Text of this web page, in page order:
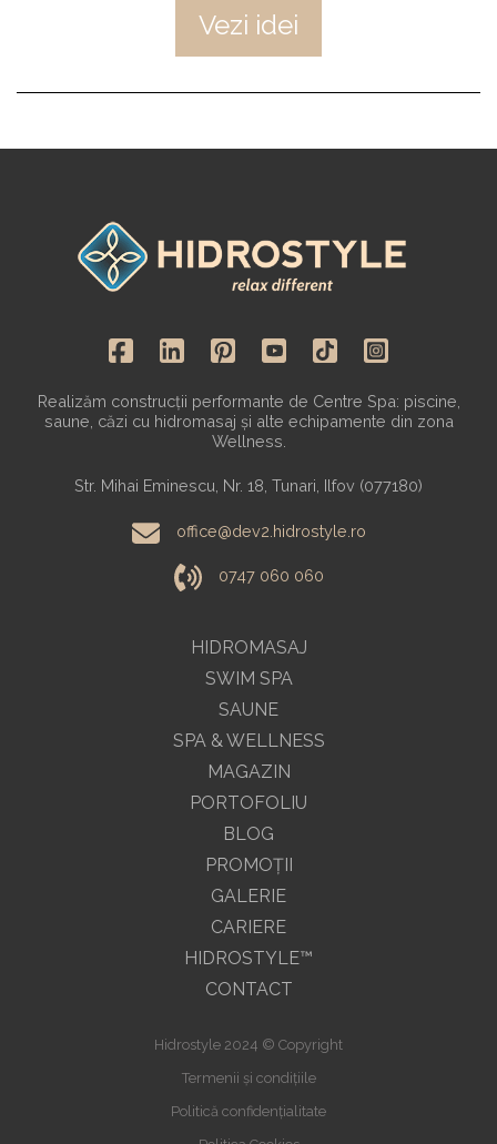
Vezi idei
HIDROMASAJ
SWIM SPA
SAUNE
SPA & WELLNESS
MAGAZIN
Realizăm construcții performante de Centre Spa: piscine,
saune, căzi cu hidromasaj și alte echipamente din zona
Wellness.
Str. Mihai Eminescu, Nr. 18, Tunari, Ilfov (077180)
office@dev2.hidrostyle.ro
0747 060 060
PORTOFOLIU
BLOG
PROMOŢII
GALERIE
CARIERE
HIDROSTYLE™
CONTACT
Hidrostyle 2024 © Copyright
Termenii și condițiile
Politică confidențialitate